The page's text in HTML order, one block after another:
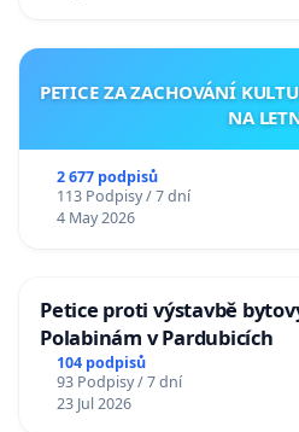
PETICE ZA ZACHOVÁNÍ
NA
2 677 podpisů
113 Podpisy / 7 dní
4 May 2026
Petice proti výstavbě
Polabinám v Pardubicích
104 podpisů
93 Podpisy / 7 dní
23 Jul 2026